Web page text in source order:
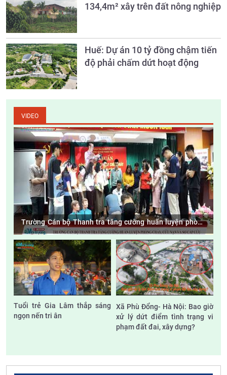
134,4m² xây trên đất nông nghiệp
Huế: Dự án 10 tỷ đồng chậm tiến
độ phải chấm dứt hoạt động
VIDEO
Trường Cán bộ Thanh tra tăng cường huấn luyện phòng
cháy, cứu nạn và sơ cấp cứu
Tuổi trẻ Gia Lâm thắp sáng
ngọn nến tri ân
Xã Phù Đổng- Hà Nội: Bao giờ
xử lý dứt điểm tình trạng vi
phạm đất đai, xây dựng?